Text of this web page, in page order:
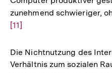
der
zunehmend schwieriger,
[11]
Die Nichtnutzung des
Verhältnis zum sozialen